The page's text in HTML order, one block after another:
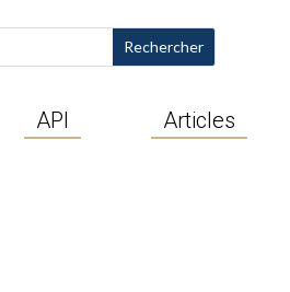
API Articles